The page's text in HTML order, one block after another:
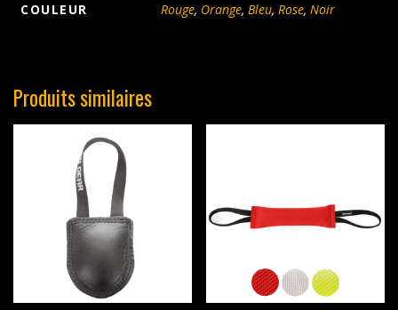
COULEUR
Rouge, Orange, Bleu, Rose, Noir
Produits similaires